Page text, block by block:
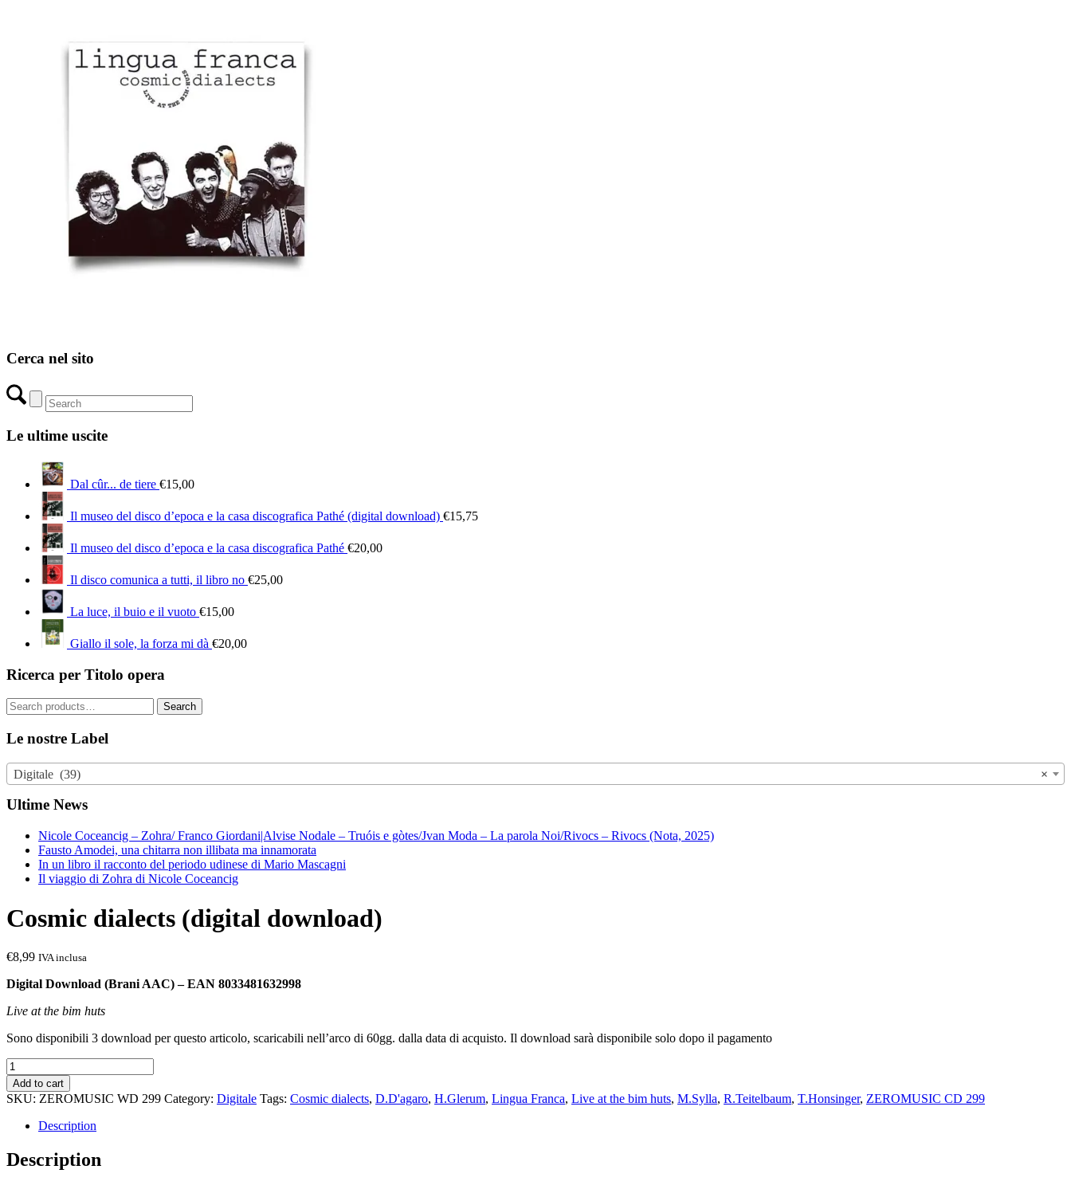
Cerca nel sito
Le ultime uscite
Dal cûr... de tiere €15,00
Il museo del disco d’epoca e la casa discografica Pathé (digital download) €15,75
Il museo del disco d’epoca e la casa discografica Pathé €20,00
Il disco comunica a tutti, il libro no €25,00
La luce, il buio e il vuoto €15,00
Giallo il sole, la forza mi dà €20,00
Ricerca per Titolo opera
Search
for:
Search
Le nostre Label
×
Digitale (39)
Ultime News
Nicole Coceancig – Zohra/ Franco Giordani|Alvise Nodale – Truóis e gòtes/Jvan Moda – La parola Noi/Rivocs – Rivocs (Nota, 2025)
Fausto Amodei, una chitarra non illibata ma innamorata
In un libro il racconto del periodo udinese di Mario Mascagni
Il viaggio di Zohra di Nicole Coceancig
Cosmic dialects (digital download)
€8,99 IVA inclusa
Digital Download (Brani AAC)– EAN 8033481632998
Live at the bim huts
Sono disponibili 3 download per questo articolo, scaricabili nell’arco di 60gg. dalla data di acquisto. Il download sarà disponibile solo dopo il pagamento
Cosmic
dialects
(digital
download)
quantity
Add to cart
SKU: ZEROMUSIC WD 299 Category: Digitale Tags: Cosmic dialects, D.D'agaro, H.Glerum, Lingua Franca, Live at the bim huts, M.Sylla, R.Teitelbaum, T.Honsinger, ZEROMUSIC CD 299
Description
Description